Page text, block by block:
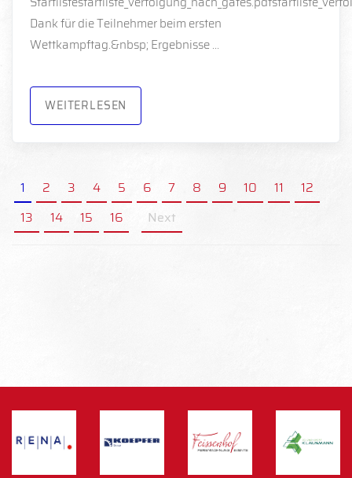
Dank für die Teilnehmer beim ersten
Wettkampftag.&nbsp; Ergebnisse …
WEITERLESEN
1 2 3 4 5 6 7 8 9 10 11
12
13
14 15 16 Next